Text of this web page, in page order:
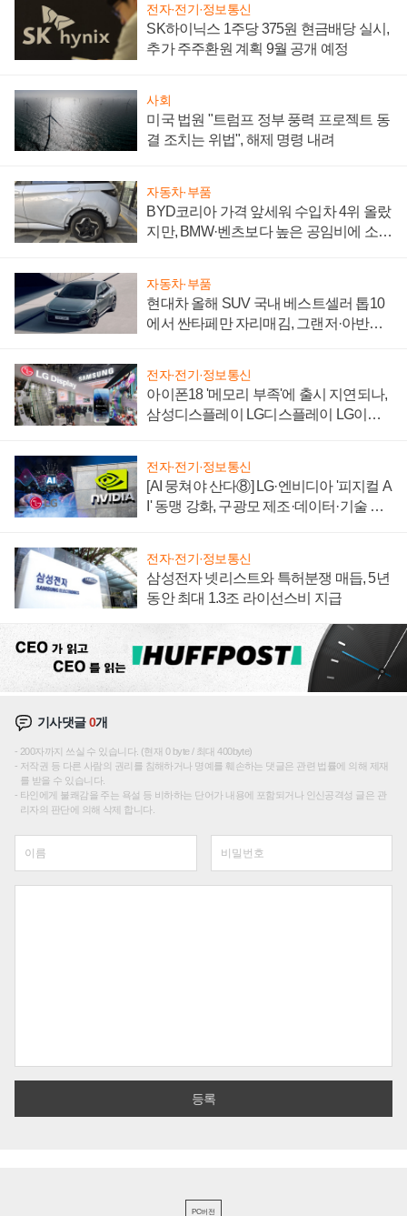
전자·전기·정보통신
SK하이닉스 1주당 375원 현금배당 실시,
추가 주주환원 계획 9월 공개 예정
사회
미국 법원 "트럼프 정부 풍력 프로젝트 동
결 조치는 위법", 해제 명령 내려
자동차·부품
BYD코리아 가격 앞세워 수입차 4위 올랐
지만, BMW·벤츠보다 높은 공임비에 소비
자동차·부품
현대차 올해 SUV 국내 베스트셀러 톱10
에서 싼타페만 자리매김, 그랜저·아반떼
전자·전기·정보통신
아이폰18 '메모리 부족'에 출시 지연되나,
삼성디스플레이 LG디스플레이 LG이노
전자·전기·정보통신
[AI 뭉쳐야 산다⑧] LG·엔비디아 '피지컬 A
I' 동맹 강화, 구광모 제조·데이터·기술 결
전자·전기·정보통신
삼성전자 넷리스트와 특허분쟁 매듭, 5년
동안 최대 1.3조 라이선스비 지급
기사댓글0개
200자까지 쓰실 수 있습니다. (현재 0 byte / 최대 400byte)
저작권 등 다른 사람의 권리를 침해하거나 명예를 훼손하는 댓글은 관련 법률에 의해 제재
를 받을 수 있습니다.
타인에게 불쾌감을 주는 욕설 등 비하하는 단어가 내용에 포함되거나 인신공격성 글은 관
리자의 판단에 의해 삭제 합니다.
PC버전